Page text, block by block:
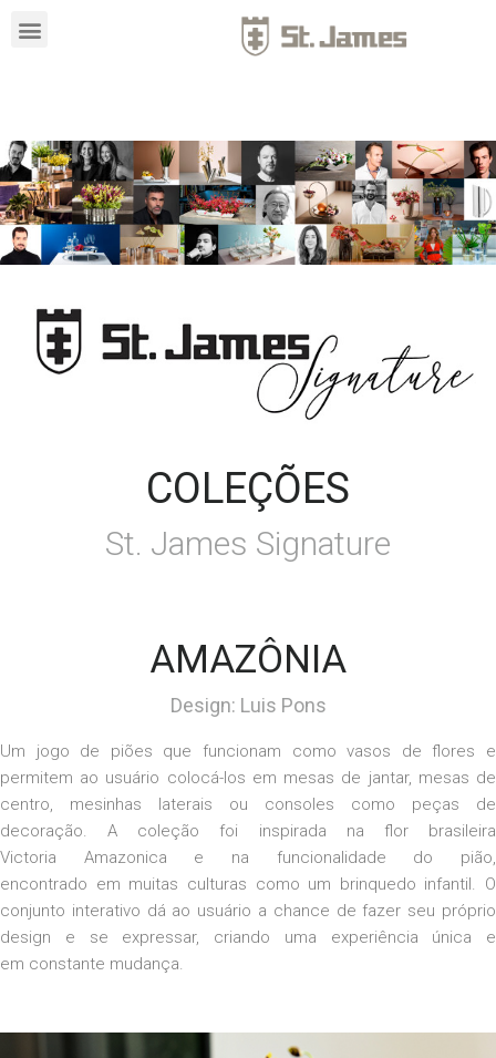
COLEÇÕES
St. James Signature
AMAZÔNIA
Design: Luis Pons
Um jogo de piões que funcionam como vasos de flores e
permitem ao usuário colocá-los em mesas de jantar, mesas de
centro, mesinhas laterais ou consoles como peças de
decoração. A coleção foi inspirada na florbrasileira
Victoria Amazonica e na funcionalidade do pião,
encontrado em muitas culturas como um brinquedo infantil. O
conjunto interativo dá ao usuário a chance de fazer seu próprio
design e se expressar, criando uma experiência única e
em constante mudança.